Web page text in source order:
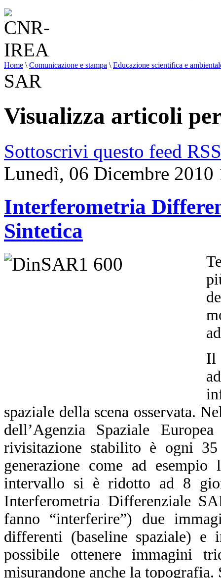
Home \ Comunicazione e stampa \ Educazione scientifica e
SAR
Visualizza articoli
Sottoscrivi questo feed RSS
Lunedì, 06 Dicembre 2010
Interferometria
Sintetica
Il
spaziale della scena osservata.
dell’Agenzia Spaziale
rivisitazione stabilito è ogni
generazione come ad
intervallo si è ridotto ad 8
Interferometria Differenziale
fanno “interferire”) due
differenti (baseline spaziale) e
possibile ottenere immagini
misurandone anche la